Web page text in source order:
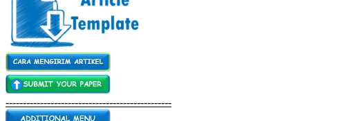
------------------------------------------------